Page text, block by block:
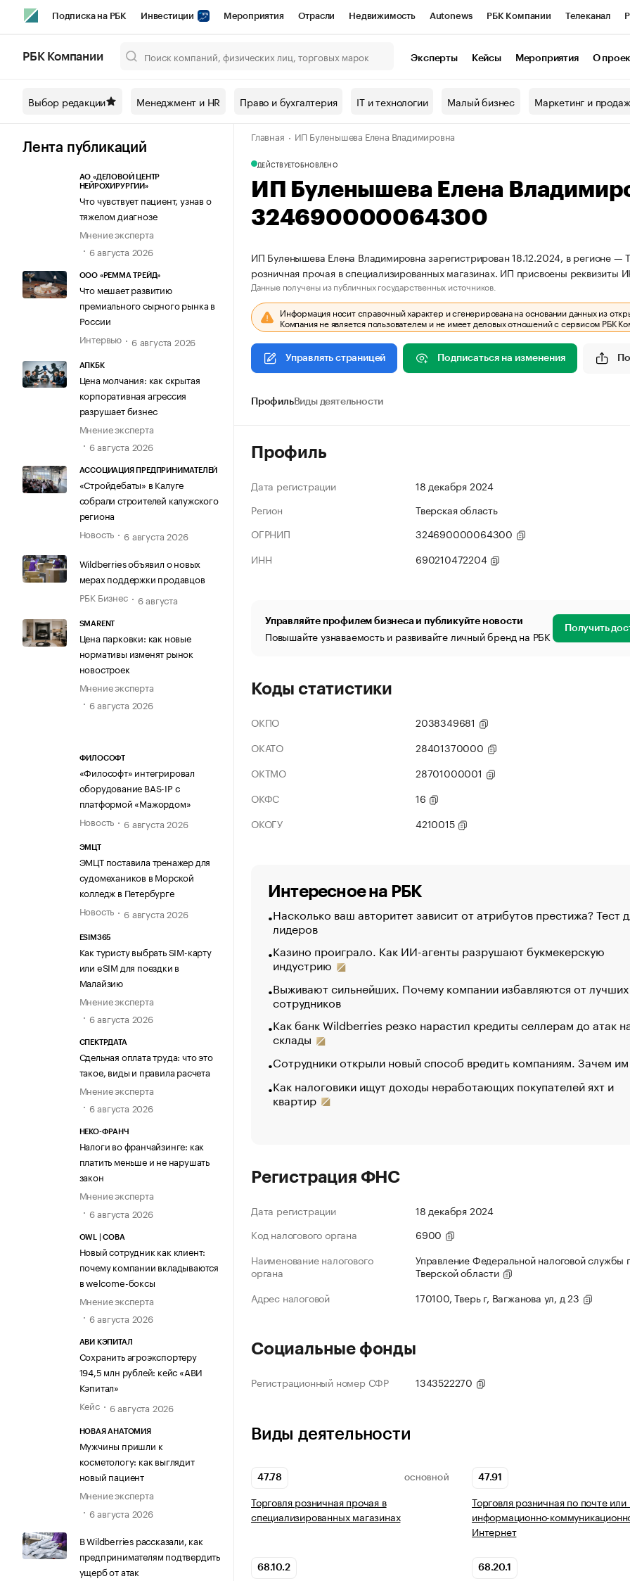
Подписка на РБК Инвестиции Мероприятия Отрасли Недвижимость Autonews РБК Компании Телеканал
Спецпроекты СПб Конференции СПб Спецпроекты Проверка контрагентов
Технологии и медиа Рынок наличной валюты
РБК Компании Эксперты Кейсы Мероприятия О
Выбор редакции Менеджмент и HR Право и бухгалтерия IT и технологии Малый бизнес Маркетинг и
Лента публикаций
АО «ДЕЛОВОЙ ЦЕНТР
НЕЙРОХИРУРГИИ»
Что чувствует пациент, узнав о
тяжелом диагнозе
Мнение эксперта
6 августа 2026
ООО «РЕММА ТРЕЙД»
Что мешает развитию
премиального сырного рынка в
России
Интервью
6 августа 2026
АПКБК
Цена молчания: как скрытая
корпоративная агрессия
разрушает бизнес
Мнение эксперта
6 августа 2026
АССОЦИАЦИЯ ПРЕДПРИНИМАТЕЛЕЙ
«Стройдебаты» в Калуге
собрали строителей калужского
региона
Новость
6 августа 2026
Wildberries объявил о новых
мерах поддержки продавцов
РБК Бизнес
6 августа
SMARENT
Цена парковки: как новые
нормативы изменят рынок
новостроек
Мнение эксперта
6 августа 2026
ФИЛОСОФТ
«Философт» интегрировал
оборудование BAS-IP с
платформой «Мажордом»
Новость
6 августа 2026
ЭМЦТ
ЭМЦТ поставила тренажер для
судомехаников в Морской
колледж в Петербурге
Новость
6 августа 2026
ESIM365
Как туристу выбрать SIM-карту
или eSIM для поездки в
Малайзию
Мнение эксперта
6 августа 2026
СПЕКТРДАТА
Сдельная оплата труда: что это
такое, виды и правила расчета
Мнение эксперта
6 августа 2026
НЕКО-ФРАНЧ
Налоги во франчайзинге: как
платить меньше и не нарушать
закон
Мнение эксперта
6 августа 2026
OWL | СОВА
Новый сотрудник как клиент:
почему компании вкладываются
в welcome-боксы
Мнение эксперта
6 августа 2026
АВИ КЭПИТАЛ
Сохранить агроэкспортеру
194,5 млн рублей: кейс «АВИ
Кэпитал»
Кейс
6 августа 2026
НОВАЯ АНАТОМИЯ
Мужчины пришли к
косметологу: как выглядит
новый пациент
Мнение эксперта
6 августа 2026
В Wildberries рассказали, как
предпринимателям подтвердить
ущерб от атак
Главная ИП Буленышева Елена Владимировна
ДЕЙСТВУЕТОБНОВЛЕНО
ИП Буленышева Елена
324690000064300
ИП Буленышева Елена Владимировна зарегистрирован 18.12.2024, в регионе —
розничная прочая в специализированных магазинах. ИП присвоены
Данные получены из публичных государственных источников.
Информация носит справочный характер и сгенерирована на основании данных из
Компания не является пользователем и не имеет деловых отношений с сервисом РБК
Управлять страницей Подписаться на изменения
ПрофильВиды деятельности
Профиль
Дата регистрации
18 декабря 2024
Регион
Тверская область
ОГРНИП
324690000064300
ИНН
690210472204
Управляйте профилем бизнеса и публикуйте новости
Повышайте узнаваемость и развивайте личный бренд на РБК Получить
Коды статистики
ОКПО
2038349681
ОКАТО
28401370000
ОКТМО
28701000001
ОКФС
16
ОКОГУ
4210015
Интересное на РБК
Насколько ваш авторитет зависит от атрибутов престижа? Тест
лидеров
Казино проиграло. Как ИИ-агенты разрушают букмекерскую
индустрию
Выживают сильнейших. Почему компании избавляются от лучших
сотрудников
Как банк Wildberries резко нарастил кредиты селлерам до атак
склады
Сотрудники открыли новый способ вредить компаниям. Зачем
Как налоговики ищут доходы неработающих покупателей яхт и
квартир
Регистрация ФНС
Дата регистрации
18 декабря 2024
Код налогового органа
6900
Наименование налогового
органа
Управление Федеральной налоговой службы
Тверской области
Адрес налоговой
170100, Тверь г, Вагжанова ул, д 23
Социальные фонды
Регистрационный номер СФР 1343522270
Виды деятельности
47.78 ОСНОВНОЙ
Торговля розничная прочая в
специализированных магазинах
47.91
Торговля розничная по почте или
информационно-
Интернет
68.10.2 68.20.1